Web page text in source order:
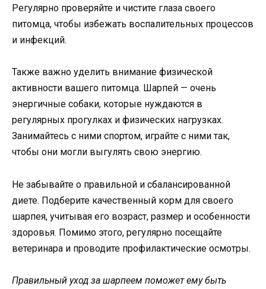
Регулярно проверяйте и чистите глаза своего
питомца, чтобы избежать воспалительных процессов
и инфекций.
Также важно уделить внимание физической
активности вашего питомца. Шарпей — очень
энергичные собаки, которые нуждаются в
регулярных прогулках и физических нагрузках.
Занимайтесь с ними спортом, играйте с ними так,
чтобы они могли выгулять свою энергию.
Не забывайте о правильной и сбалансированной
диете. Подберите качественный корм для своего
шарпея, учитывая его возраст, размер и особенности
здоровья. Помимо этого, регулярно посещайте
ветеринара и проводите профилактические осмотры.
Правильный уход за шарпеем поможет ему быть